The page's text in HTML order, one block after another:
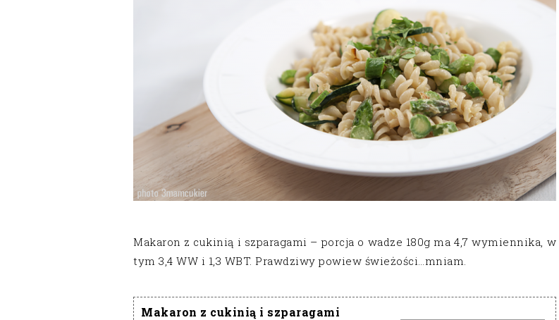
Makaron z cukinią i szparagami – porcja o wadze 180g ma 4,7 wymiennika, w
tym 3,4 WW i 1,3 WBT. Prawdziwy powiew świeżości…mniam.
Makaron z cukinią i szparagami